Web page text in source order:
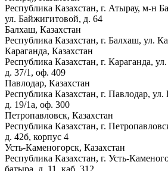
Республика Казахстан, г. Атырау, м-н
ул. Байжигитовой, д. 64
Балхаш, Казахстан
Республика Казахстан, г. Балхаш, ул.
Караганда, Казахстан
Республика Казахстан, г. Караганда,
д. 37/1, оф. 409
Павлодар, Казахстан
Республика Казахстан, г. Павлодар,
д. 19/1а, оф. 300
Петропавловск, Казахстан
Республика Казахстан, г.
д. 42б, корпус 4
Усть-Каменогорск, Казахстан
Республика Казахстан, г. Усть-
батыра, д. 11, каб. 312